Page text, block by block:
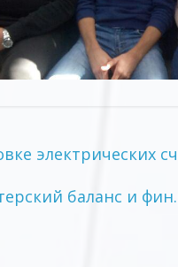
электрических
баланс и